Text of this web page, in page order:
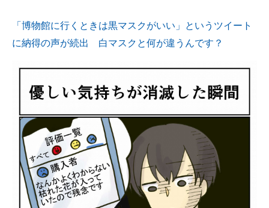
「博物館に行くときは黒マスクがいい」というツイート
に納得の声が続出 白マスクと何が違うんです？